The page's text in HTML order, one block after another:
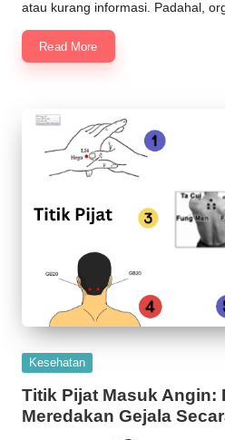
atau kurang informasi. Padahal,
Read More
Posted
Kesehatan
Titik Pijat Masuk Angin:
Meredakan Gejala